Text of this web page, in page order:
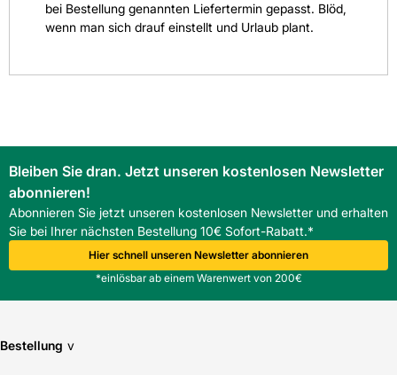
bei Bestellung genannten Liefertermin gepasst. Blöd,
wenn man sich drauf einstellt und Urlaub plant.
Bleiben Sie dran. Jetzt unseren kostenlosen Newsletter
abonnieren!
Abonnieren Sie jetzt unseren kostenlosen Newsletter und erhalten
Sie bei Ihrer nächsten Bestellung 10€ Sofort-Rabatt.*
Hier schnell unseren Newsletter abonnieren
*einlösbar ab einem Warenwert von 200€
Bestellung v